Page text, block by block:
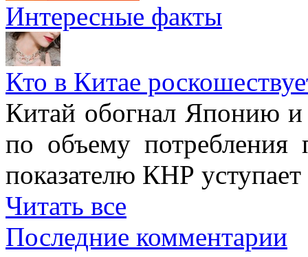
Интересные факты
Кто в Китае
Китай обогнал Японию
по объему
показателю КНР
Читать все
Последние комментарии